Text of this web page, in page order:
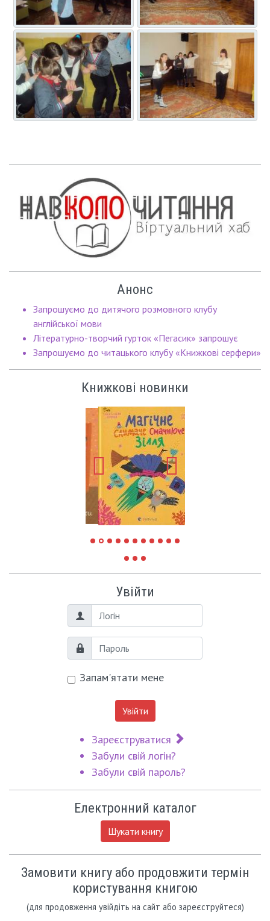
Анонс
Запрошуємо до дитячого розмовного клубу
англійської мови
Літературно-творчий гурток «Пегасик» запрошує
Запрошуємо до читацького клубу «Книжкові серфери»
Книжкові новинки
Увійти
Логін
Пароль
Запам'ятати мене
Увійти
Зареєструватися
Забули свій логін?
Забули свій пароль?
Електронний каталог
Шукати книгу
Замовити книгу або продовжити термін
користування книгою
(для продовження увійдіть на сайт або зареєструйтеся)